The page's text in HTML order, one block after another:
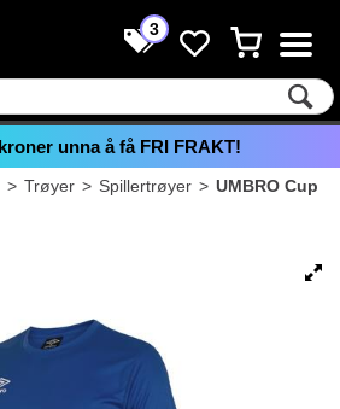
3
kroner unna å få FRI FRAKT!
Trøyer>Spillertrøyer>UMBRO Cup